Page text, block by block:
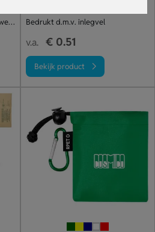
Regenkleding bedrukken naar wens
Bedrukt d.m.v. inlegvel
v.a. € 0.51
Bekijk product